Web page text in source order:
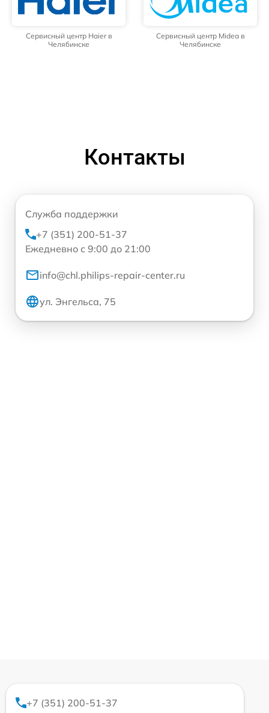
Сервисный центр Haier в
Челябинске
Сервисный центр Midea в
Челябинске
Контакты
Служба поддержки
+7 (351) 200-51-37
Ежедневно с 9:00 до 21:00
info@chl.philips-repair-center.ru
ул. Энгельса, 75
+7 (351) 200-51-37